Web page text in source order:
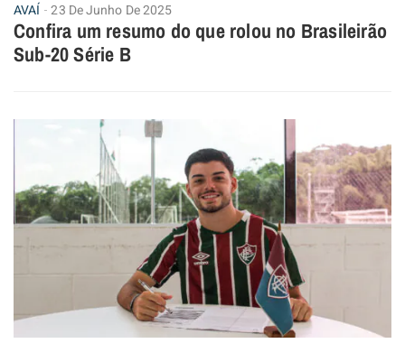
AVAÍ 23 De Junho De 2025
Confira um resumo do que rolou no Brasileirão
Sub-20 Série B